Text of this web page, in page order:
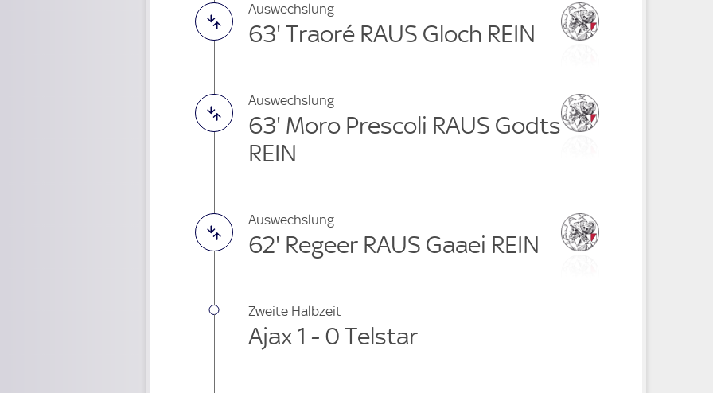
Auswechslung
63' Traoré RAUS Gloch REIN
Auswechslung
63' Moro Prescoli RAUS Godts
REIN
Auswechslung
62' Regeer RAUS Gaaei REIN
Zweite Halbzeit
Ajax 1 - 0 Telstar